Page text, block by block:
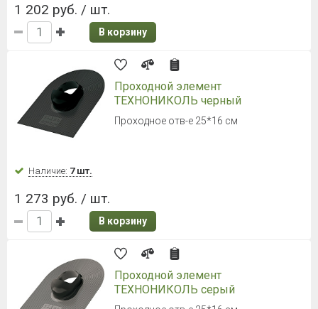
1 202 руб. / шт.
В корзину
Проходной элемент
ТЕХНОНИКОЛЬ черный
Проходное отв-е 25*16 см
Наличие: 7 шт.
1 273 руб. / шт.
В корзину
Проходной элемент
ТЕХНОНИКОЛЬ серый